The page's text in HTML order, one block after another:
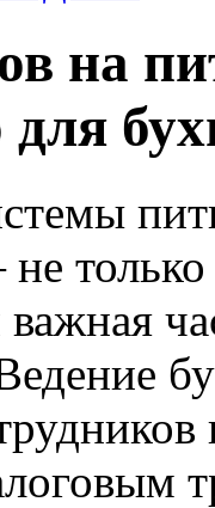
на
только